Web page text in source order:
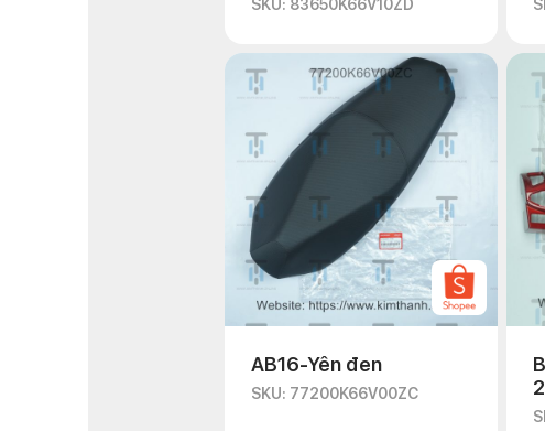
SKU: 83650K66V10ZD
AB16-Yên đen
SKU: 77200K66V00ZC